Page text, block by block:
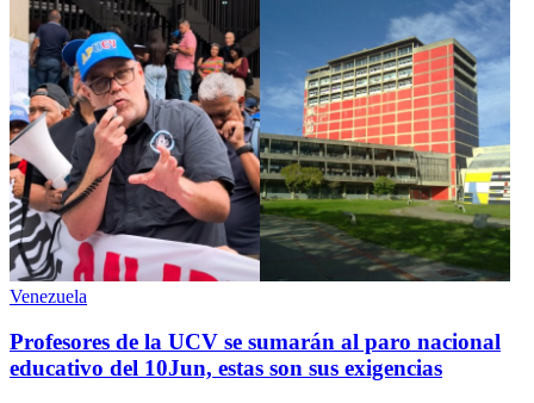
Venezuela
Profesores de la UCV se sumarán al paro nacional
educativo del 10Jun, estas son sus exigencias